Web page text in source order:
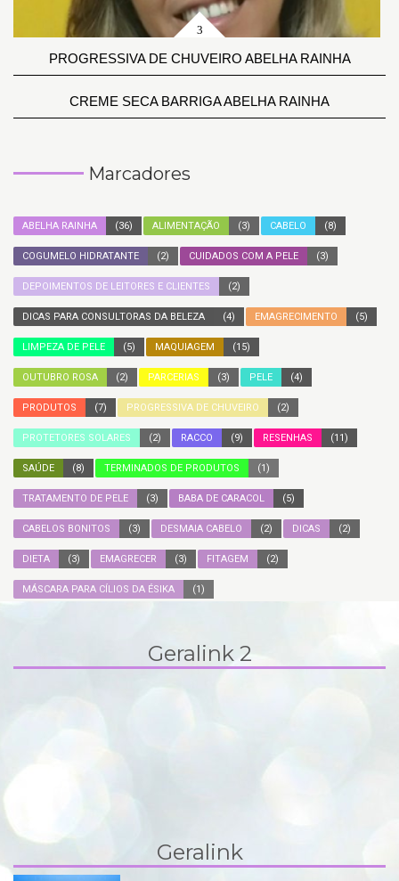
PROGRESSIVA DE CHUVEIRO ABELHA RAINHA
CREME SECA BARRIGA ABELHA RAINHA
Marcadores
ABELHA RAINHA (36) ALIMENTAÇÃO (3) CABELO (8)
COGUMELO HIDRATANTE (2) CUIDADOS COM A PELE (3)
DEPOIMENTOS DE LEITORES E CLIENTES (2)
DICAS PARA CONSULTORAS DA BELEZA (4) EMAGRECIMENTO (5)
LIMPEZA DE PELE (5) MAQUIAGEM (15)
OUTUBRO ROSA (2) PARCERIAS (3) PELE (4)
PRODUTOS (7) PROGRESSIVA DE CHUVEIRO (2)
PROTETORES SOLARES (2) RACCO (9) RESENHAS (11)
SAÚDE (8) TERMINADOS DE PRODUTOS (1)
TRATAMENTO DE PELE (3) BABA DE CARACOL (5)
CABELOS BONITOS (3) DESMAIA CABELO (2) DICAS (2)
DIETA (3) EMAGRECER (3) FITAGEM (2)
MÁSCARA PARA CÍLIOS DA ÉSIKA (1)
Geralink 2
Geralink